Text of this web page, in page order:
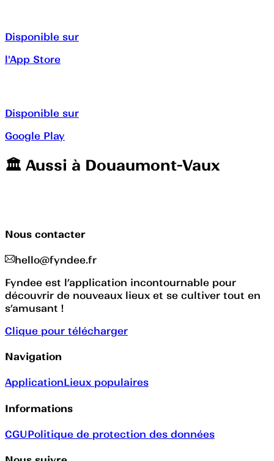
Disponible sur
l'App Store
Disponible sur
Google Play
🏛️️ Aussi à Douaumont-Vaux
Nous contacter
hello@fyndee.fr
Fyndee est l’application incontournable pour
découvrir de nouveaux lieux et se cultiver tout en
s’amusant !
Clique pour télécharger
Navigation
ApplicationLieux populaires
Informations
CGUPolitique de protection des données